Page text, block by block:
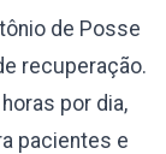
de Posse
recuperação.
por dia,
pacientes e